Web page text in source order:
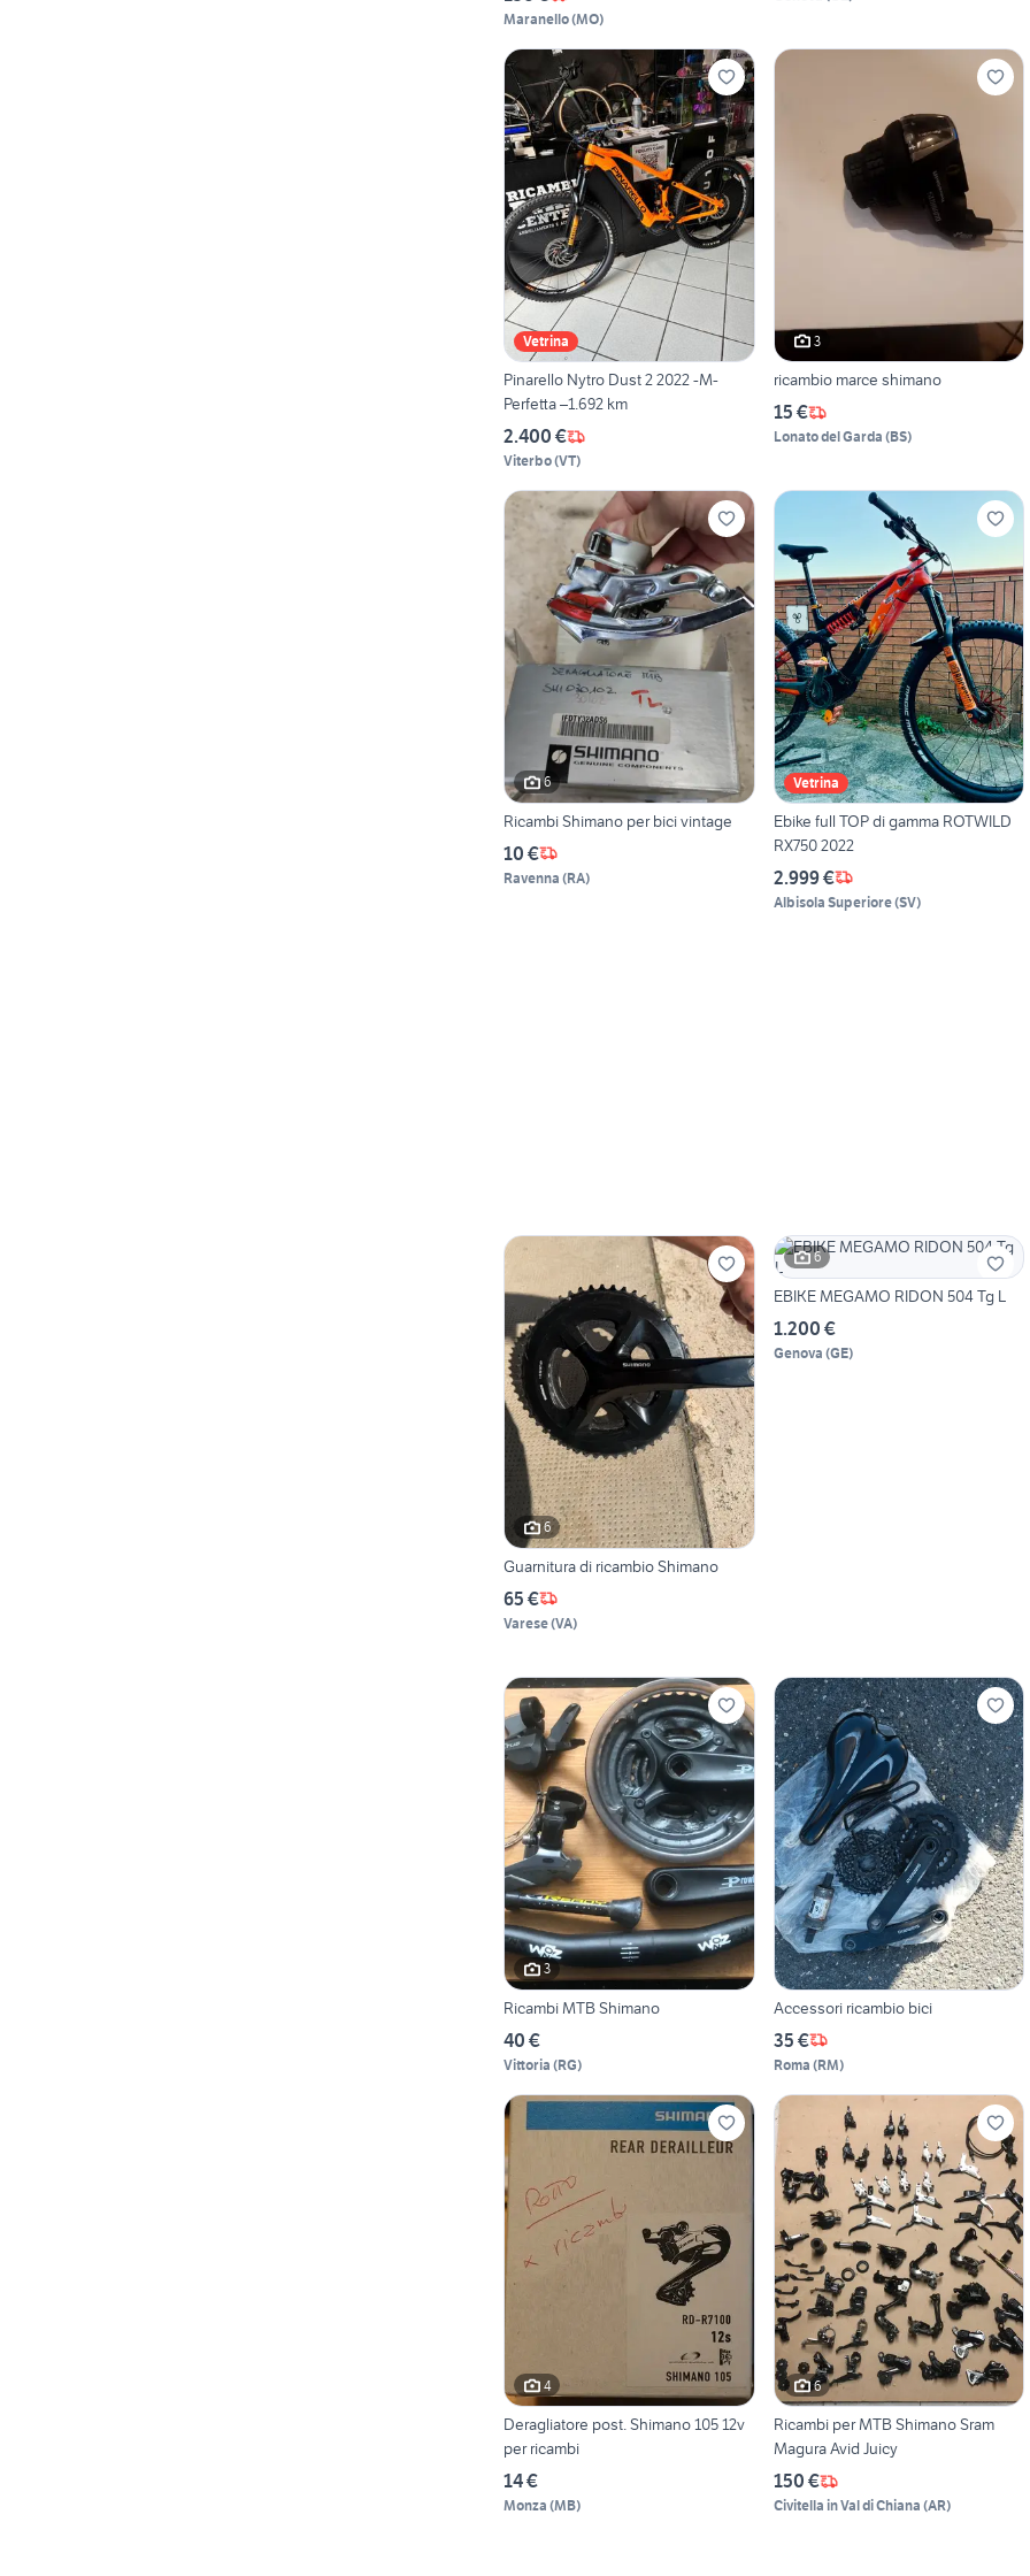
Maranello(MO)
Vetrina
Pinarello Nytro Dust 2 2022 -M-
Perfetta –1.692 km
2.400 €
Viterbo(VT)
3
ricambio marce shimano
15 €
Lonato del Garda (BS)
6
Ricambi Shimano per bici vintage
10 €
Ravenna (RA)
Vetrina
Ebike full TOP di gamma ROTWILD
RX750 2022
2.999 €
Albisola Superiore(SV)
6
Guarnitura di ricambio Shimano
65 €
Varese(VA)
6
EBIKE MEGAMO RIDON 504 Tg L
1.200 €
Genova (GE)
3
Ricambi MTB Shimano
40 €
Vittoria (RG)
Accessori ricambio bici
35 €
Roma (RM)
4
Deragliatore post. Shimano 105 12v
per ricambi
14 €
Monza (MB)
6
Ricambi per MTB Shimano Sram
Magura Avid Juicy
150 €
Civitella in Val di Chiana (AR)